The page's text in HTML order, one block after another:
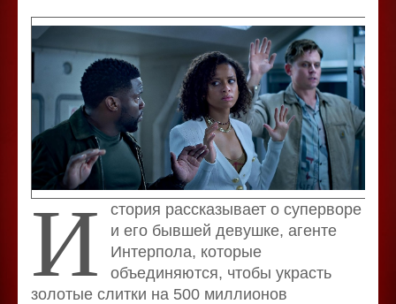
И стория рассказывает о суперворе
и его бывшей девушке, агенте
Интерпола, которые
объединяются, чтобы украсть
золотые слитки на 500 миллионов